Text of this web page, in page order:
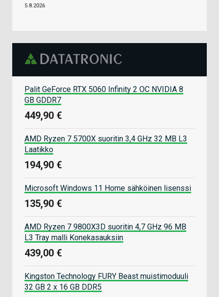
5.8.2026
Palit GeForce RTX 5060 Infinity 2 OC NVIDIA 8
GB GDDR7
449,90 €
AMD Ryzen 7 5700X suoritin 3,4 GHz 32 MB L3
Laatikko
194,90 €
Microsoft Windows 11 Home sähköinen lisenssi
135,90 €
AMD Ryzen 7 9800X3D suoritin 4,7 GHz 96 MB
L3 Tray malli Konekasauksiin
439,00 €
Kingston Technology FURY Beast muistimoduuli
32 GB 2 x 16 GB DDR5